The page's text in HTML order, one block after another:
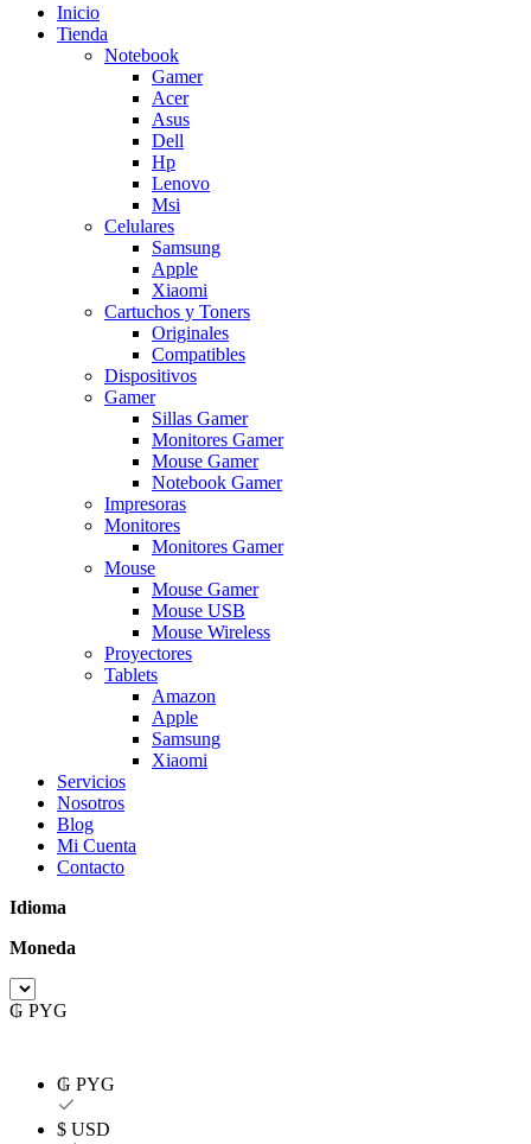
Inicio
Tienda
Notebook
Gamer
Acer
Asus
Dell
Hp
Lenovo
Msi
Celulares
Samsung
Apple
Xiaomi
Cartuchos y Toners
Originales
Compatibles
Dispositivos
Gamer
Sillas Gamer
Monitores Gamer
Mouse Gamer
Notebook Gamer
Impresoras
Monitores
Monitores Gamer
Mouse
Mouse Gamer
Mouse USB
Mouse Wireless
Proyectores
Tablets
Amazon
Apple
Samsung
Xiaomi
Servicios
Nosotros
Blog
Mi Cuenta
Contacto
Idioma
Moneda
₲ PYG
₲ PYG
$ USD